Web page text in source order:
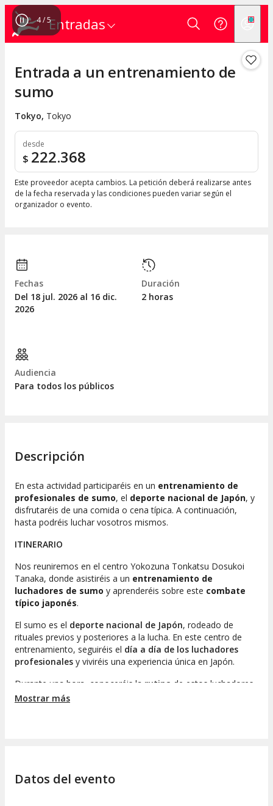
Entradas
4/5
Entrada a un entrenamiento de
sumo
Tokyo, Tokyo
desde
$ 222.368
Este proveedor acepta cambios. La petición deberá realizarse antes
de la fecha reservada y las condiciones pueden variar según el
organizador o evento.
Fechas
Del 18 jul. 2026 al 16 dic.
2026
Duración
2 horas
Audiencia
Para todos los públicos
Descripción
En esta actividad participaréis en un entrenamiento de
profesionales de sumo, el deporte nacional de Japón, y
disfrutaréis de una comida o cena típica. A continuación,
hasta podréis luchar vosotros mismos.
ITINERARIO
Nos reuniremos en el centro Yokozuna Tonkatsu Dosukoi
Tanaka, donde asistiréis a un entrenamiento de
luchadores de sumo y aprenderéis sobre este combate
típico japonés.
El sumo es el deporte nacional de Japón, rodeado de
rituales previos y posteriores a la lucha. En este centro de
entrenamiento, seguiréis el día a día de los luchadores
profesionales y viviréis una experiencia única en Japón.
Durante una hora, conoceréis la rutina de estos luchadores
y elprotocolo durante los entrenamientos
Mostrar más
Datos del evento